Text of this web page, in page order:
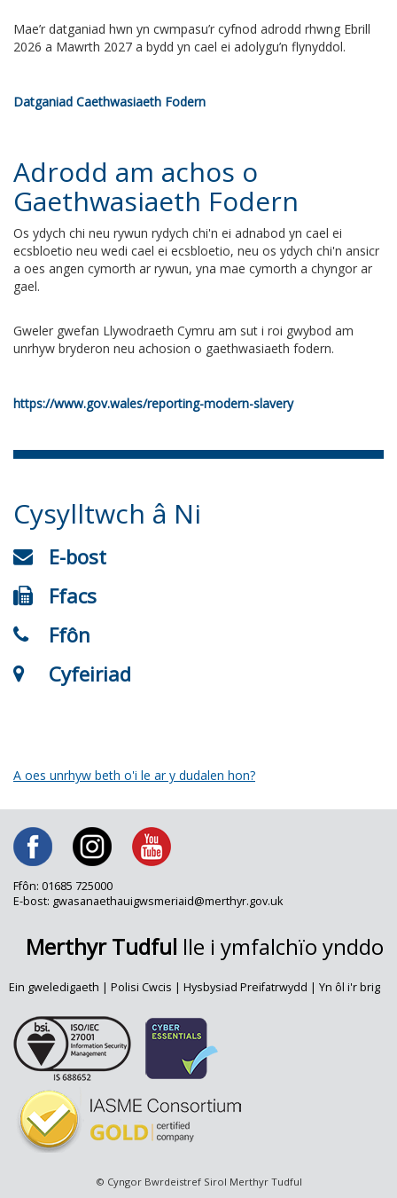
Mae’r datganiad hwn yn cwmpasu’r cyfnod adrodd rhwng Ebrill
2026 a Mawrth 2027 a bydd yn cael ei adolygu’n flynyddol.
Datganiad Caethwasiaeth Fodern
Adrodd am achos o
Gaethwasiaeth Fodern
Os ydych chi neu rywun rydych chi'n ei adnabod yn cael ei
ecsbloetio neu wedi cael ei ecsbloetio, neu os ydych chi'n ansicr
a oes angen cymorth ar rywun, yna mae cymorth a chyngor ar
gael.
Gweler gwefan Llywodraeth Cymru am sut i roi gwybod am
unrhyw bryderon neu achosion o gaethwasiaeth fodern.
https://www.gov.wales/reporting-modern-slavery
Cysylltwch â Ni
E-bost
Ffacs
Ffôn
Cyfeiriad
A oes unrhyw beth o'i le ar y dudalen hon?
Ffôn: 01685 725000
E-bost: gwasanaethauigwsmeriaid@merthyr.gov.uk
Merthyr Tudful lle i ymfalchïo ynddo
Ein gweledigaeth | Polisi Cwcis | Hysbysiad Preifatrwydd | Yn ôl i'r brig
© Cyngor Bwrdeistref Sirol Merthyr Tudful